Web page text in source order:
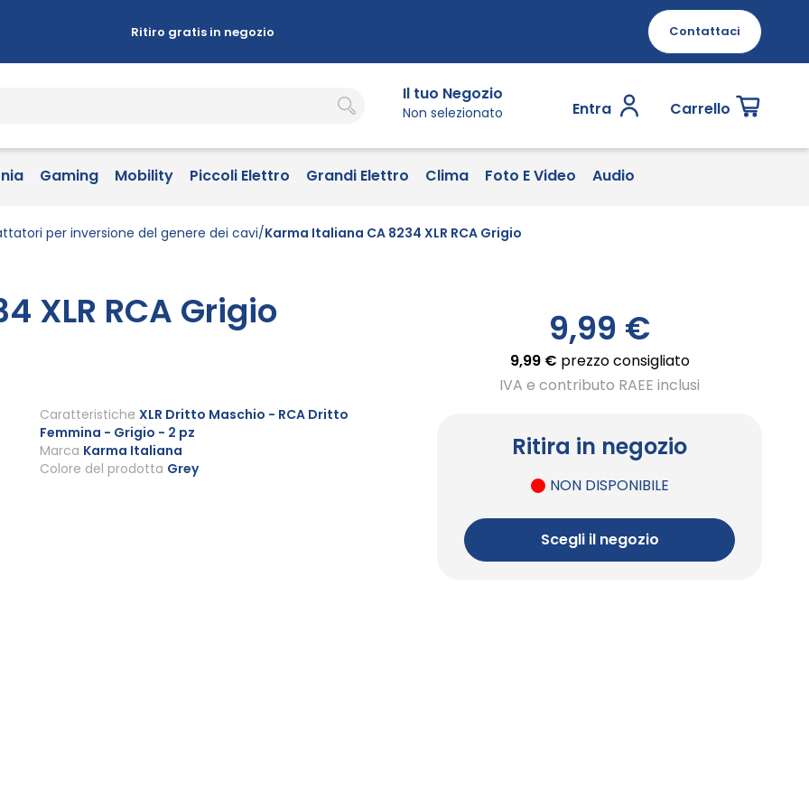
Ritiro gratis in negozio Contattaci
Il tuo Negozio
Non selezionato Entra Carrello
Gaming Mobility Piccoli Elettro Grandi Elettro Clima Foto E Video Audio
per inversione del genere dei cavi Karma Italiana CA 8234 XLR RCA Grigio
XLR RCA Grigio 9,99 €
9,99 € prezzo consigliato
IVA e contributo RAEE inclusi
Ritira in negozio
NON DISPONIBILE
Scegli il negozio
Marca Karma Italiana
Caratteristiche XLR Dritto Maschio - RCA Dritto
Femmina - Grigio - 2 pz
Colore del prodotto Grey